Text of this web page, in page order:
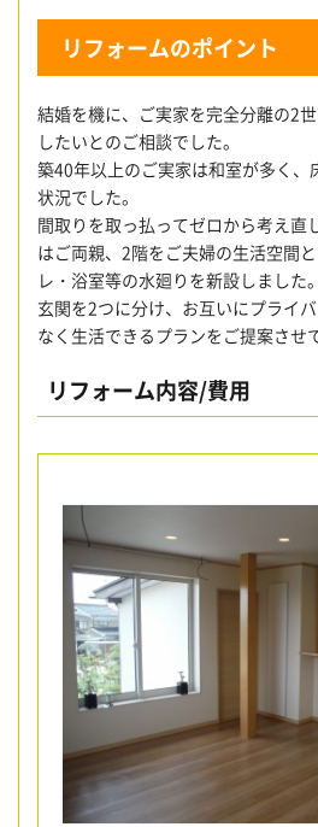
リフォームのポイント
結婚を機に、ご実家を完全分離の2
したいとのご相談でした。
築40年以上のご実家は和室が多く、
状況でした。
間取りを取っ払ってゼロから考え直
はご両親、2階をご夫婦の生活空間
レ・浴室等の水廻りを新設しました。
玄関を2つに分け、お互いにプライ
なく生活できるプランをご提案させ
リフォーム内容/費用